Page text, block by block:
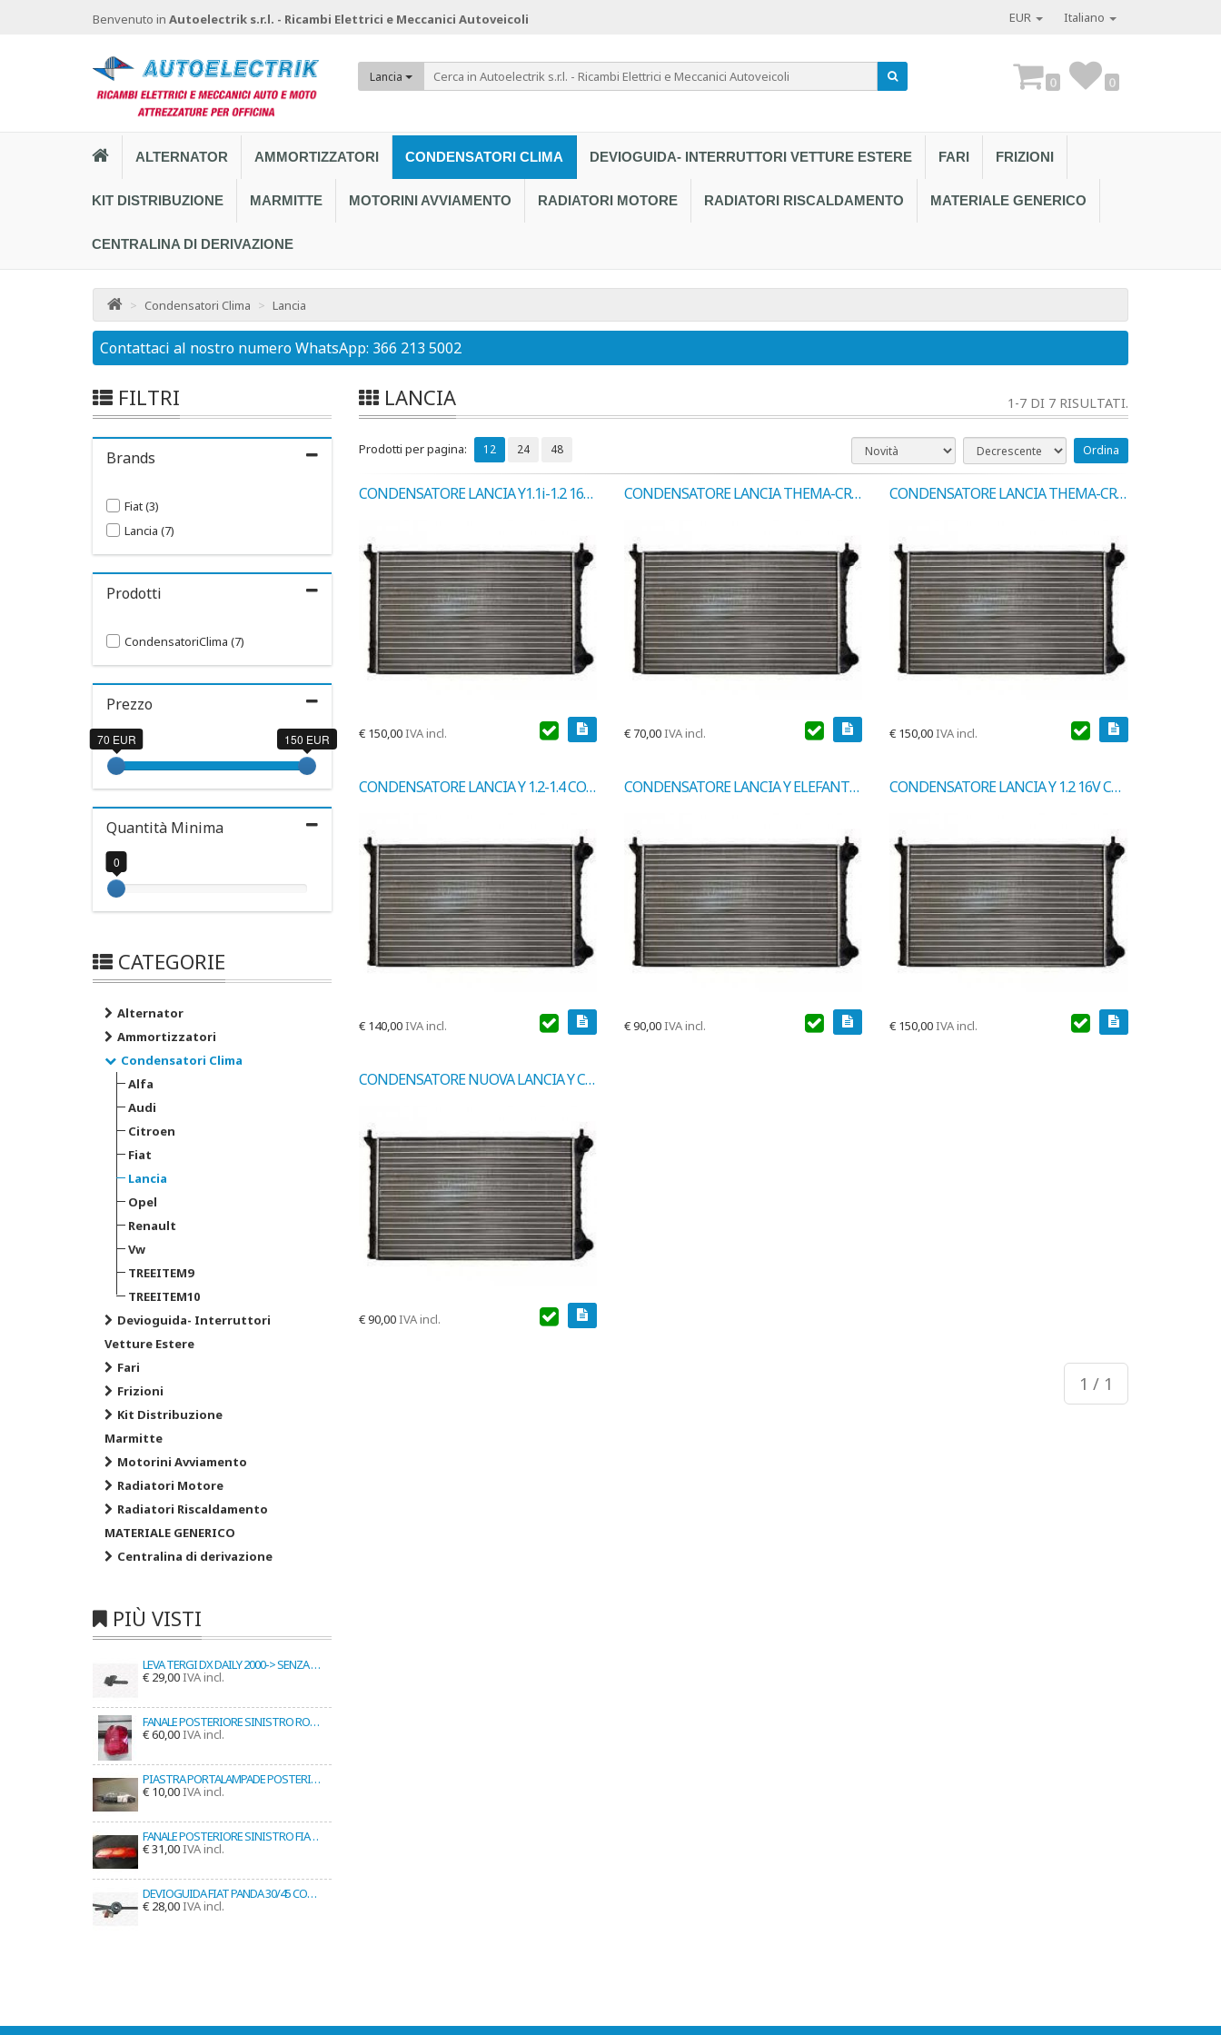
Benvenuto in Autoelectrik s.r.l. - Ricambi Elettrici e Meccanici Autoveicoli EUR Italiano
Lancia 0 0
ALTERNATOR AMMORTIZZATORI CONDENSATORI CLIMA DEVIOGUIDA- INTERRUTTORI VETTURE ESTERE FARI FRIZIONI
KIT DISTRIBUZIONE MARMITTE MOTORINI AVVIAMENTO RADIATORI MOTORE RADIATORI RISCALDAMENTO MATERIALE GENERICO
CENTRALINA DI DERIVAZIONE
> Condensatori Clima > Lancia
Contattaci al nostro numero WhatsApp: 366 213 5002
FILTRI
Brands
Fiat (3)
Lancia (7)
Prodotti
CondensatoriClima (7)
Prezzo
70 EUR 150 EUR
Quantità Minima
0
CATEGORIE
Alternator
Ammortizzatori
Condensatori Clima
Alfa
Audi
Citroen
Fiat
Lancia
Opel
Renault
Vw
TREEITEM9
TREEITEM10
Devioguida- Interruttori
Vetture Estere
Fari
Frizioni
Kit Distribuzione
Marmitte
Motorini Avviamento
Radiatori Motore
Radiatori Riscaldamento
MATERIALE GENERICO
Centralina di derivazione
PIÙ VISTI
LEVA TERGI DX DAILY 2000-> SENZA CRUISE CONTROL COD.MARELLI 50075
€ 29,00IVA incl.
FANALE POSTERIORE SINISTRO ROSSO FIAT TIPO GT COD. MARELLI 28860703
€ 60,00IVA incl.
PIASTRA PORTALAMPADE POSTERIORE FIAT 500 UT COD. PV P7917
€ 10,00IVA incl.
FANALE POSTERIORE SINISTRO FIAT 600 COD. PDF 151117
€ 31,00IVA incl.
DEVIOGUIDA FIAT PANDA 30/45 COD.MARELLI 41250
€ 28,00IVA incl.
LANCIA 1-7 DI 7 RISULTATI.
Prodotti per pagina: 12 24 48 Ordina
CONDENSATORE LANCIA Y1.1i-1.2 16V-1.4 COD.VALEO 817062
€ 150,00IVA incl.
CONDENSATORE LANCIA THEMA-CROMA IE T 25 ORIG.COD.KLIMAX 07267
€ 70,00IVA incl.
CONDENSATORE LANCIA THEMA-CROMA 164 UNIVERS. COD. KLIMAX 07270
€ 150,00IVA incl.
CONDENSATORE LANCIA Y 1.2-1.4 COD.MARELLI 350203128000
€ 140,00IVA incl.
CONDENSATORE LANCIA Y ELEFANTINO-FIAT PUNTO 350203130000
€90,00IVA incl.
CONDENSATORE LANCIA Y 1.2 16V COD.MARELLI 350203134000
€ 150,00IVA incl.
CONDENSATORE NUOVA LANCIA Y COD.MARELLI 350203158000
€90,00IVA incl.
1 / 1